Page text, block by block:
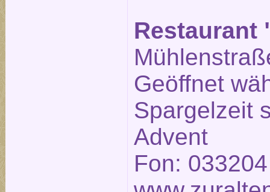
Restaurant
Geöffnet
Spargelzeit
Advent
Fon: